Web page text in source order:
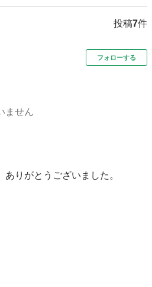
投稿7件
フォローする
ません
りがとうございました。